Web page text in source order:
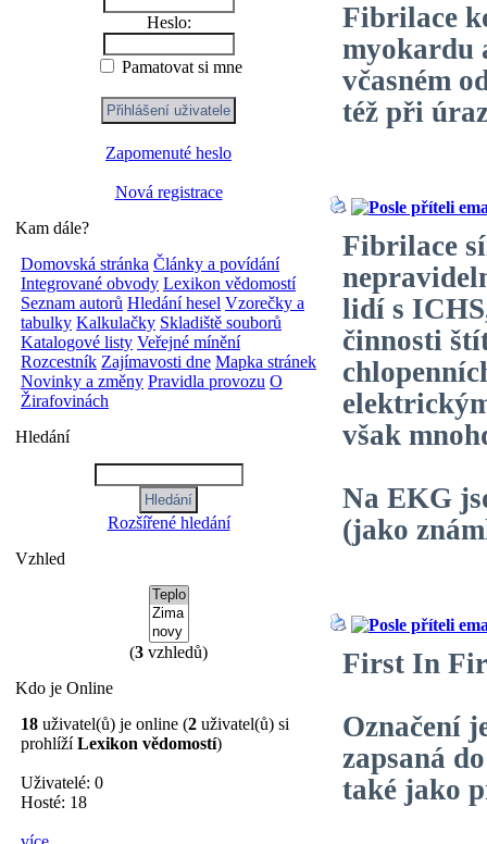
Heslo:
Pamatovat si mne
Zapomenuté heslo
Nová registrace
Kam dále?
Domovská stránka Články a povídání
Integrované obvody Lexikon vědomostí
Seznam autorů Hledání hesel Vzorečky a
tabulky Kalkulačky Skladiště souborů
Katalogové listy Veřejné mínění
Rozcestník Zajímavosti dne Mapka stránek
Novinky a změny Pravidla provozu O
Žirafovinách
Hledání
Rozšířené hledání
Vzhled
(3 vzhledů)
Kdo je Online
18 uživatel(ů) je online (2 uživatel(ů) si
prohlížíLexikon vědomostí)
Uživatelé: 0
Hosté: 18
Fibrilace
myokardu
včasném
též při
Fibrilace
lidí s
činnosti
však
Na EKG
(jako
First In
Označení
zapsaná
také jako